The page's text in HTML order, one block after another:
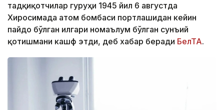
тадқиқотчилар гуруҳи 1945 йил 6 августда
Хиросимада атом бомбаси портлашидан кейин
пайдо бўлган илгари номаълум бўлган сунъий
қотишмани кашф этди, деб хабар беради БелТА.